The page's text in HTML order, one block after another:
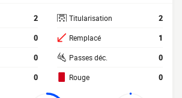
2
0
0
0
Titularisation 2
Remplacé 1
Passes déc. 0
Rouge 0